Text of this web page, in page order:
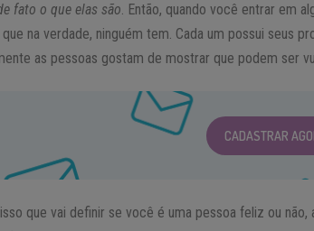
fato o que elas são. Então, quando você entrar em
na verdade, ninguém tem. Cada um possui seus
as pessoas gostam de mostrar que podem ser
CADASTRAR
que vai definir se você é uma pessoa feliz ou não,